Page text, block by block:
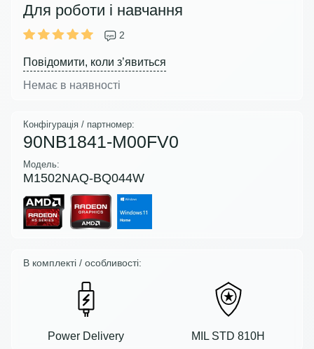
Для роботи і навчання
2
Повідомити, коли з’явиться
Немає в наявності
Конфігурація / партномер:
90NB1841-M00FV0
Модель:
M1502NAQ-BQ044W
В комплекті / особливості:
Power Delivery MIL STD 810H